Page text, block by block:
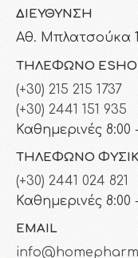
ΔΙΕΎΘΥΝΣΗ
Αθ. Μπλατσούκα
ΤΗΛΈΦΩΝΟ
(+30) 215 215 1737
(+30) 2441 151 935
Καθημερινές 8:00
ΤΗΛΈΦΩΝΟ
(+30) 2441 024 821
Καθημερινές 8:00
EMAIL